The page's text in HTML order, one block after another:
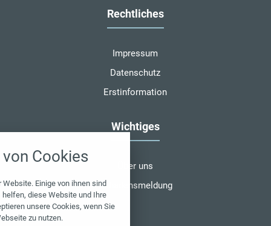
Rechtliches
Impressum
Datenschutz
Erstinformation
Wichtiges
Über uns
Schadensmeldung
Cookies
Einige von ihnen sind
diese Website und Ihre
unsere Cookies, wenn Sie
zu nutzen.
alle verwendeten Cookies und
zu blockieren.
Notwendig